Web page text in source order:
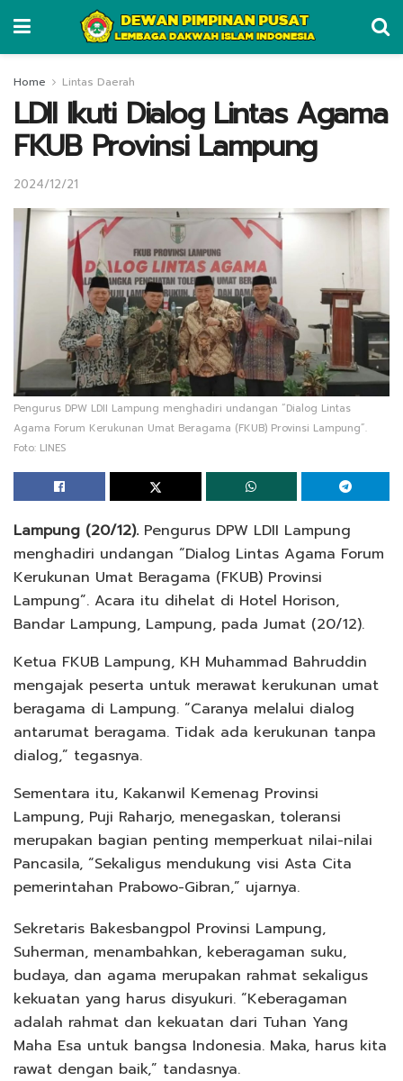
Home Lintas Daerah
LDII Ikuti Dialog Lintas Agama
FKUB Provinsi Lampung
2024/12/21
Pengurus DPW LDII Lampung menghadiri undangan “Dialog Lintas
Agama Forum Kerukunan Umat Beragama (FKUB) Provinsi Lampung”.
Foto: LINES
Lampung (20/12).Pengurus DPW LDII Lampung
menghadiri undangan “Dialog Lintas Agama Forum
Kerukunan Umat Beragama (FKUB) Provinsi
Lampung”. Acara itu dihelat di Hotel Horison,
Bandar Lampung, Lampung, pada Jumat (20/12).
Ketua FKUB Lampung, KH Muhammad Bahruddin
mengajak peserta untuk merawat kerukunan umat
beragama di Lampung. “Caranya melalui dialog
antarumat beragama. Tidak ada kerukunan tanpa
dialog,” tegasnya.
Sementara itu, Kakanwil Kemenag Provinsi
Lampung, Puji Raharjo, menegaskan, toleransi
merupakan bagian penting memperkuat nilai-nilai
Pancasila, “Sekaligus mendukung visi Asta Cita
pemerintahan Prabowo-Gibran,” ujarnya.
Sekretaris Bakesbangpol Provinsi Lampung,
Suherman, menambahkan, keberagaman suku,
budaya, dan agama merupakan rahmat sekaligus
kekuatan yang harus disyukuri. “Keberagaman
adalah rahmat dan kekuatan dari Tuhan Yang
Maha Esa untuk bangsa Indonesia. Maka, harus kita
rawat dengan baik,” tandasnya.